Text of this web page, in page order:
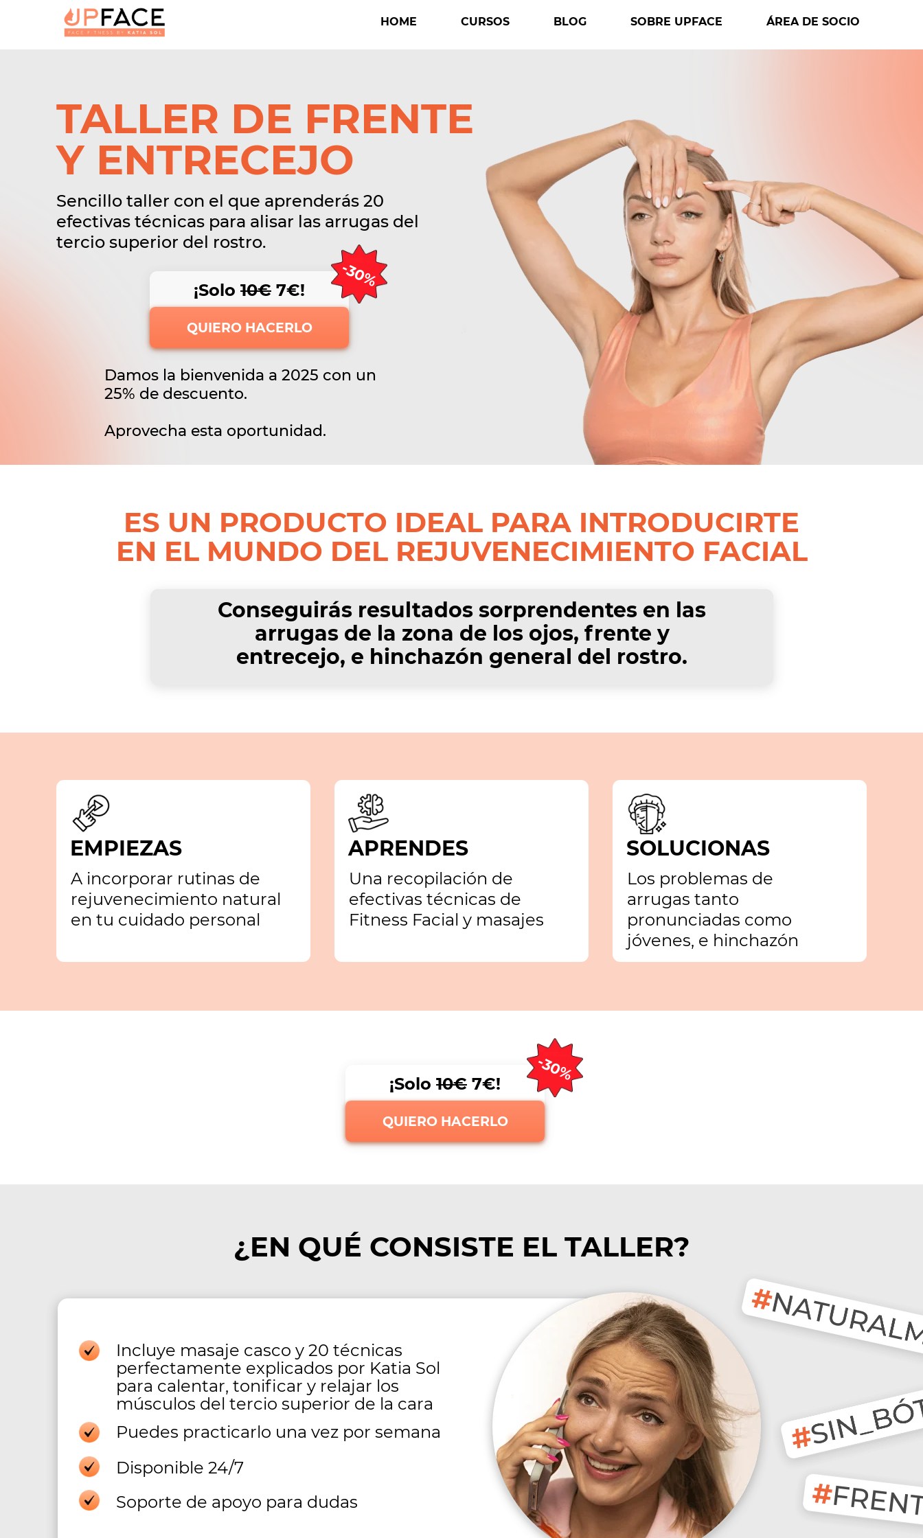
HOME CURSOS BLOG SOBRE UPFACE ÁREA DE SOCIO
TALLER DE FRENTE
Y ENTRECEJO
Sencillo taller con el que aprenderás 20
efectivas técnicas para alisar las arrugas del
tercio superior del rostro.
Damos la bienvenida a 2025 con un
25% de descuento.
Aprovecha esta oportunidad.
-30%
QUIERO HACERLO
¡Solo 10€ 7€!
ES UN PRODUCTO IDEAL PARA INTRODUCIRTE
EN EL MUNDO DEL REJUVENECIMIENTO FACIAL
Conseguirás resultados sorprendentes en las
arrugas de la zona de los ojos, frente y
entrecejo, e hinchazón general del rostro.
EMPIEZAS
A incorporar rutinas de
rejuvenecimiento natural
en tu cuidado personal
SOLUCIONAS
APRENDES
Los problemas de
arrugas tanto
pronunciadas como
jóvenes, e hinchazón
Una recopilación de
efectivas técnicas de
Fitness Facial y masajes
¡Solo 10€ 7€!
QUIERO HACERLO
-30%
¿EN QUÉ CONSISTE EL TALLER?
Incluye masaje casco y 20 técnicas
perfectamente explicados por Katia Sol
para calentar, tonificar y relajar los
músculos del tercio superior de la cara
Puedes practicarlo una vez por semana
Disponible 24/7
Soporte de apoyo para dudas